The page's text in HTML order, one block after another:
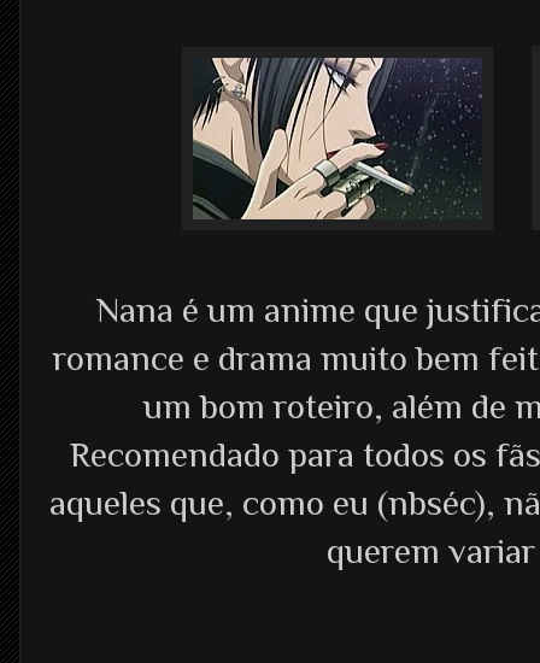
Nana é um anime que
romance e drama muito bem
um bom roteiro, além de
Recomendado para todos os
aqueles que, como eu (nbséc),
querem